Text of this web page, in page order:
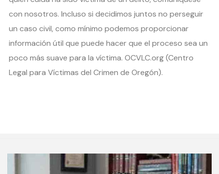
con nosotros. Incluso si decidimos juntos no perseguir
un caso civil, como mínimo podemos proporcionar
información útil que puede hacer que el proceso sea un
poco más suave para la víctima. OCVLC.org (Centro
Legal para Víctimas del Crimen de Oregón).